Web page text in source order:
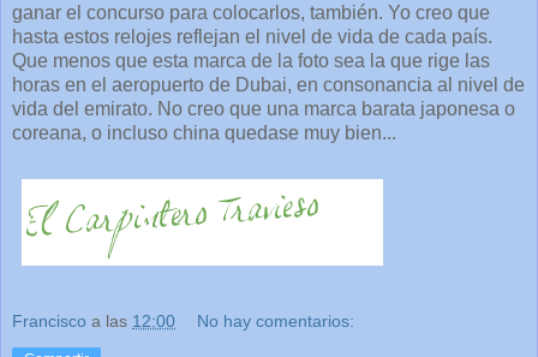
ganar el concurso para colocarlos, también. Yo creo que
hasta estos relojes reflejan el nivel de vida de cada país.
Que menos que esta marca de la foto sea la que rige las
horas en el aeropuerto de Dubai, en consonancia al nivel de
vida del emirato. No creo que una marca barata japonesa o
coreana, o incluso china quedase muy bien...
Francisco a las 12:00 No hay comentarios: